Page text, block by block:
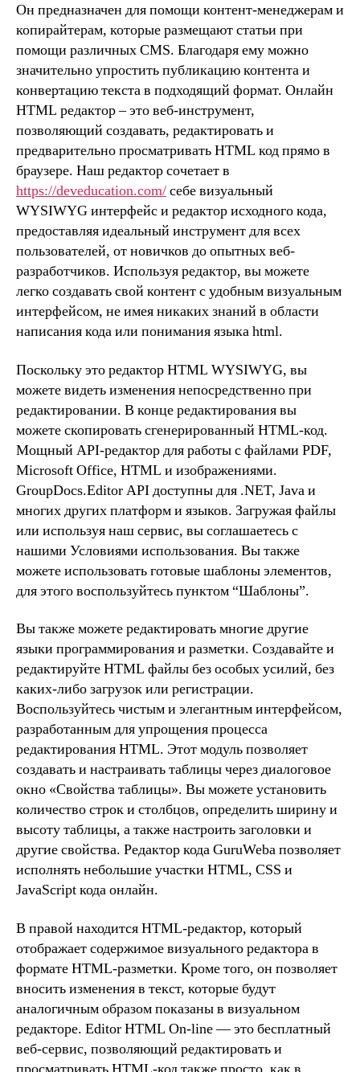
Он предназначен для помощи контент-менеджерам и
копирайтерам, которые размещают статьи при
помощи различных CMS. Благодаря ему можно
значительно упростить публикацию контента и
конвертацию текста в подходящий формат. Онлайн
HTML редактор – это веб-инструмент,
позволяющий создавать, редактировать и
предварительно просматривать HTML код прямо в
браузере. Наш редактор сочетает в
https://deveducation.com/себе визуальный
WYSIWYG интерфейс и редактор исходного кода,
предоставляя идеальный инструмент для всех
пользователей, от новичков до опытных веб-
разработчиков. Используя редактор, вы можете
легко создавать свой контент с удобным визуальным
интерфейсом, не имея никаких знаний в области
написания кода или понимания языка html.
Поскольку это редактор HTML WYSIWYG, вы
можете видеть изменения непосредственно при
редактировании. В конце редактирования вы
можете скопировать сгенерированный HTML-код.
Мощный API-редактор для работы с файлами PDF,
Microsoft Office, HTML и изображениями.
GroupDocs.Editor API доступны для .NET, Java и
многих других платформ и языков. Загружая файлы
или используя наш сервис, вы соглашаетесь с
нашими Условиями использования. Вы также
можете использовать готовые шаблоны элементов,
для этого воспользуйтесь пунктом “Шаблоны”.
Вы также можете редактировать многие другие
языки программирования и разметки. Создавайте и
редактируйте HTML файлы без особых усилий, без
каких-либо загрузок или регистрации.
Воспользуйтесь чистым и элегантным интерфейсом,
разработанным для упрощения процесса
редактирования HTML. Этот модуль позволяет
создавать и настраивать таблицы через диалоговое
окно «Свойства таблицы». Вы можете установить
количество строк и столбцов, определить ширину и
высоту таблицы, а также настроить заголовки и
другие свойства. Редактор кода GuruWeba позволяет
исполнять небольшие участки HTML, CSS и
JavaScript кода онлайн.
В правой находится HTML-редактор, который
отображает содержимое визуального редактора в
формате HTML-разметки. Кроме того, он позволяет
вносить изменения в текст, которые будут
аналогичным образом показаны в визуальном
редакторе. Editor HTML On-line — это бесплатный
веб-сервис, позволяющий редактировать и